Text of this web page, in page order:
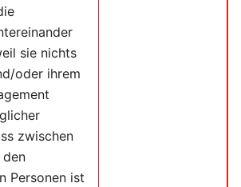
sie nichts
oder ihrem
zwischen
den
Personen ist